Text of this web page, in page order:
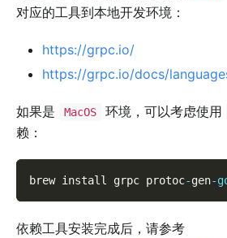
对应的工具到本地开发环境：
https://grpc.io/
https://grpc.io/docs/
如果是 MacOS 环境，可以考虑使用
赖：
brew install grpc protoc-gen-
依赖工具安装完成后，请参考